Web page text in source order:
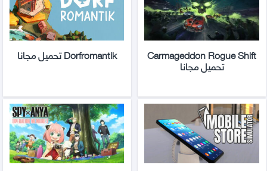
Carmageddon Rogue Shift
تحميل مجانا
Dorfromantik تحميل مجانا